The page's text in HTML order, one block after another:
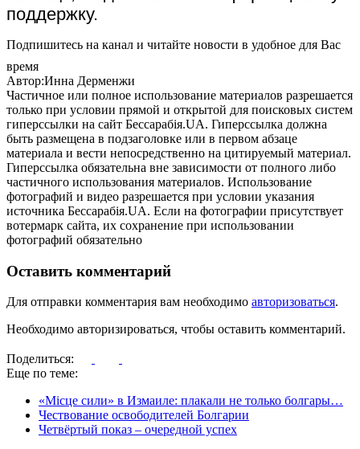
поддержку.
Подпишитесь на канал и читайте новости в удобное для Вас
время
Автор:Инна Дерменжи
Частичное или полное использование материалов разрешается
только при условии прямой и открытой для поисковых систем
гиперссылки на сайт Бессарабія.UA. Гиперссылка должна
быть размещена в подзаголовке или в первом абзаце
материала и вести непосредственно на цитируемый материал.
Гиперссылка обязательна вне зависимости от полного либо
частичного использования материалов. Использование
фотографий и видео разрешается при условии указания
источника Бессарабія.UA. Если на фотографии присутствует
вотермарк сайта, их сохранение при использовании
фотографий обязательно
Оставить комментарий
Для отправки комментария вам необходимо авторизоваться.
Необходимо авторизироваться, чтобы оставить комментарий.
Поделиться:
Еще по теме:
«Місце сили» в Измаиле: плакали не только болгары…
Чествование освободителей Болгарии
Четвёртый показ – очередной успех